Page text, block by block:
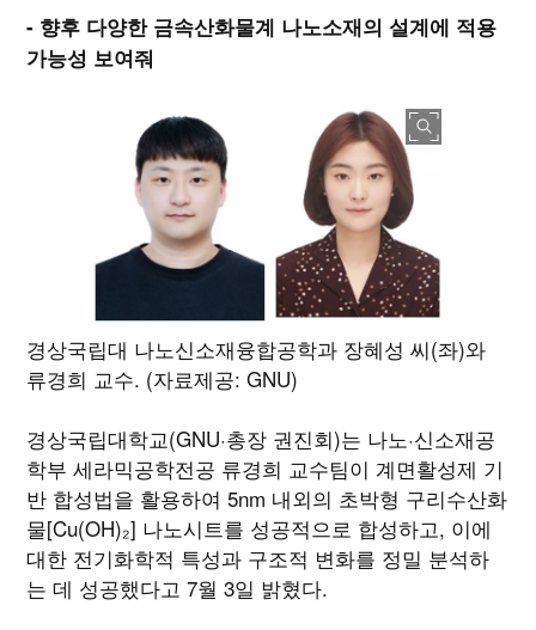
- 향후 다양한 금속산화물계 나노소재의 설계에 적용
가능성 보여줘
경상국립대 나노신소재융합공학과 장혜성 씨(좌)와
류경희 교수. (자료제공: GNU)
경상국립대학교(GNU·총장 권진회)는 나노·신소재공
학부 세라믹공학전공 류경희 교수팀이 계면활성제 기
반 합성법을 활용하여 5nm 내외의 초박형 구리수산화
물[Cu(OH)₂] 나노시트를 성공적으로 합성하고, 이에
대한 전기화학적 특성과 구조적 변화를 정밀 분석하
는 데 성공했다고 7월 3일 밝혔다.